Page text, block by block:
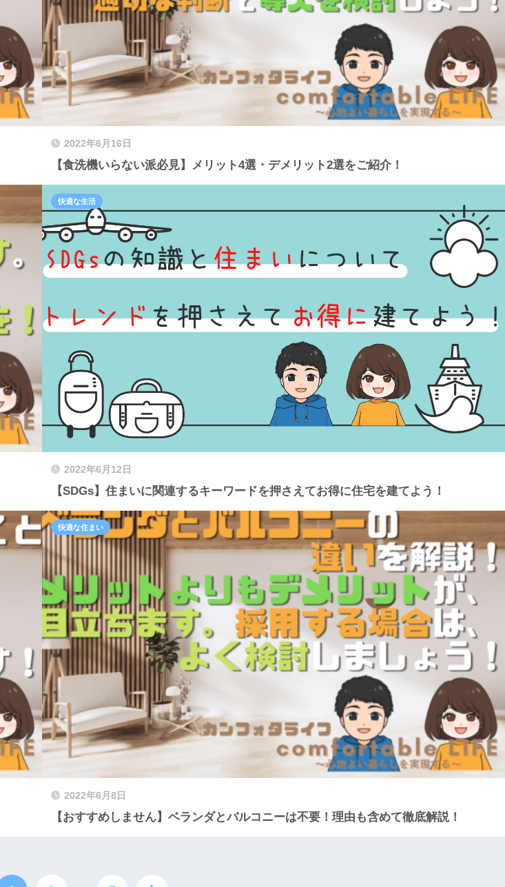
2022年6月16日
【食洗機いらない派必見】メリット4選・デメリット2選をご紹介！
2022年6月12日
【SDGs】住まいに関連するキーワードを押さえてお得に住宅を建てよう！
快適な生活
2022年6月8日
【おすすめしません】ベランダとバルコニーは不要！理由も含めて徹底解説！
快適な住まい